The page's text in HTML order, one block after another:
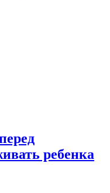
ребенка